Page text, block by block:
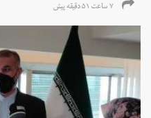
۷ ساعت ۵۱ دقیقه پیش